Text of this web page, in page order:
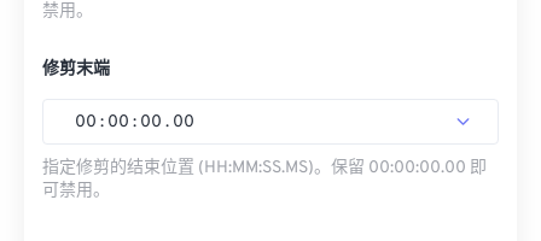
禁用。
修剪末端
00 : 00 : 00 . 00
指定修剪的结束位置 (HH:MM:SS.MS)。保留 00:00:00.00 即
可禁用。